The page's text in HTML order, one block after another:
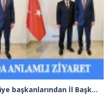
AK Parti’ye katılan ilçe belediye başkanlarından İl Başkanı Özdemir’e ziyaret